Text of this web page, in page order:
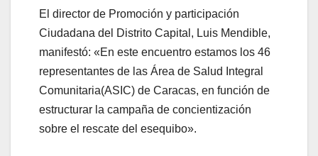
El director de Promoción y participación
Ciudadana del Distrito Capital, Luis Mendible,
manifestó: «En este encuentro estamos los 46
representantes de las Área de Salud Integral
Comunitaria(ASIC) de Caracas, en función de
estructurar la campaña de concientización
sobre el rescate del esequibo».